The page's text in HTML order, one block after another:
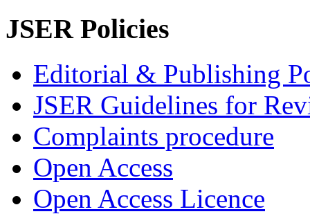
JSER Policies
Editorial & Publishing
JSER Guidelines for
Complaints procedure
Open Access
Open Access Licence